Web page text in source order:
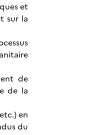
et
sur la
de
de la
en
du